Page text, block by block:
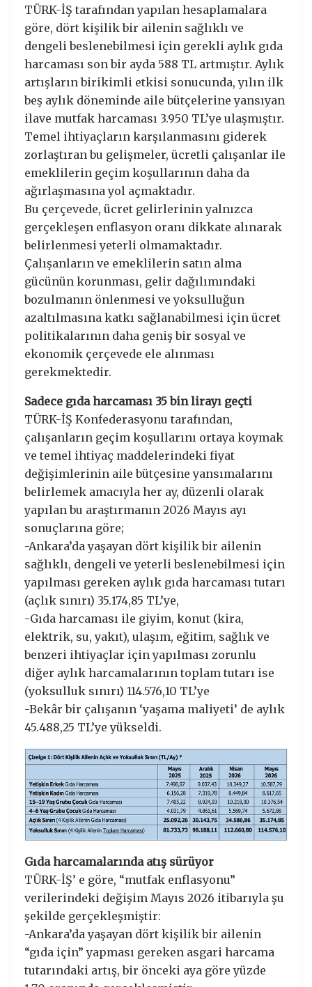
TÜRK-İŞ tarafından yapılan hesaplamalara
göre, dört kişilik bir ailenin sağlıklı ve
dengeli beslenebilmesi için gerekli aylık gıda
harcaması son bir ayda 588 TL artmıştır. Aylık
artışların birikimli etkisi sonucunda, yılın ilk
beş aylık döneminde aile bütçelerine yansıyan
ilave mutfak harcaması 3.950 TL’ye ulaşmıştır.
Temel ihtiyaçların karşılanmasını giderek
zorlaştıran bu gelişmeler, ücretli çalışanlar ile
emeklilerin geçim koşullarının daha da
ağırlaşmasına yol açmaktadır.
Bu çerçevede, ücret gelirlerinin yalnızca
gerçekleşen enflasyon oranı dikkate alınarak
belirlenmesi yeterli olmamaktadır.
Çalışanların ve emeklilerin satın alma
gücünün korunması, gelir dağılımındaki
bozulmanın önlenmesi ve yoksulluğun
azaltılmasına katkı sağlanabilmesi için ücret
politikalarının daha geniş bir sosyal ve
ekonomik çerçevede ele alınması
gerekmektedir.
Sadece gıda harcaması 35 bin lirayı geçti
TÜRK-İŞ Konfederasyonu tarafından,
çalışanların geçim koşullarını ortaya koymak
ve temel ihtiyaç maddelerindeki fiyat
değişimlerinin aile bütçesine yansımalarını
belirlemek amacıyla her ay, düzenli olarak
yapılan bu araştırmanın 2026 Mayıs ayı
sonuçlarına göre;
-Ankara’da yaşayan dört kişilik bir ailenin
sağlıklı, dengeli ve yeterli beslenebilmesi için
yapılması gereken aylık gıda harcaması tutarı
(açlık sınırı) 35.174,85 TL’ye,
-Gıda harcaması ile giyim, konut (kira,
elektrik, su, yakıt), ulaşım, eğitim, sağlık ve
benzeri ihtiyaçlar için yapılması zorunlu
diğer aylık harcamalarının toplam tutarı ise
(yoksulluk sınırı) 114.576,10 TL’ye
-Bekâr bir çalışanın ‘yaşama maliyeti’ de aylık
45.488,25 TL’ye yükseldi.
Gıda harcamalarında atış sürüyor
TÜRK-İŞ’ e göre, “mutfak enflasyonu”
verilerindeki değişim Mayıs 2026 itibarıyla şu
şekilde gerçekleşmiştir:
-Ankara’da yaşayan dört kişilik bir ailenin
“gıda için” yapması gereken asgari harcama
tutarındaki artış, bir önceki aya göre yüzde